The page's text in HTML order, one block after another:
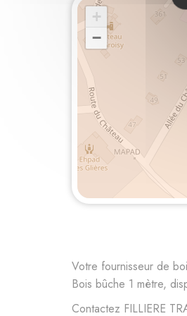
+
−
Votre fournisseur de
Bois bûche 1 mètre,
Contactez FILLIERE